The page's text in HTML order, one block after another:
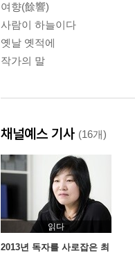
여향(餘響)
사람이 하늘이다
옛날 옛적에
작가의 말
채널예스 기사 (16개)
읽다
2013년 독자를 사로잡은 최